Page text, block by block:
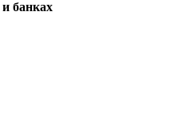
банках